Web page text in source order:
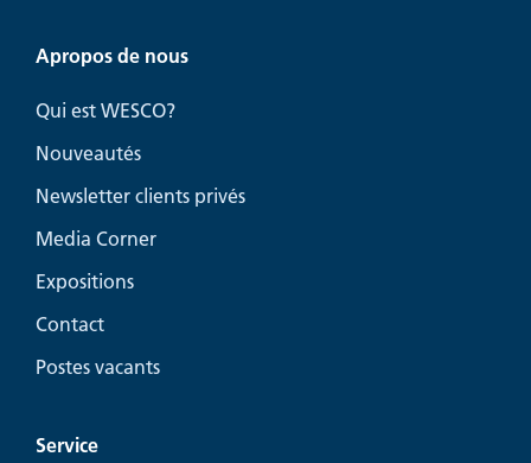
Apropos de nous
Qui est WESCO?
Nouveautés
Newsletter clients privés
Media Corner
Expositions
Contact
Postes vacants
Service